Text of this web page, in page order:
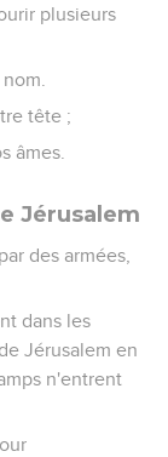
plusieurs
tête ;
âmes.
Jérusalem
des armées,
dans les
Jérusalem en
n'entrent